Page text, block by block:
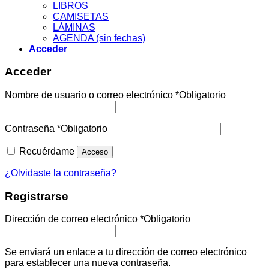
LIBROS
CAMISETAS
LÁMINAS
AGENDA (sin fechas)
Acceder
Acceder
Nombre de usuario o correo electrónico *Obligatorio
Contraseña *Obligatorio
Recuérdame Acceso
¿Olvidaste la contraseña?
Registrarse
Dirección de correo electrónico *Obligatorio
Se enviará un enlace a tu dirección de correo electrónico
para establecer una nueva contraseña.